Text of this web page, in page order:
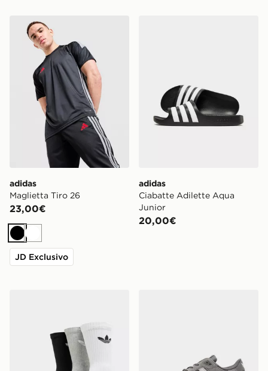
adidas Maglietta Tiro 26
adidas
Maglietta Tiro 26
23,00€
NeroBianco
JD Exclusivo
adidas
Ciabatte Adilette Aqua
Junior
20,00€